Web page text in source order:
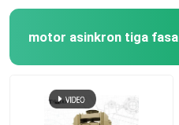
motor asinkron tiga fasa